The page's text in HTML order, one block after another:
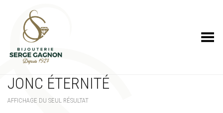
Toggle Menu
JONC ÉTERNITÉ
AFFICHAGE DU SEUL RÉSULTAT